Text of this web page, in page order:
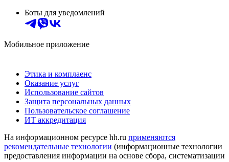
Боты для уведомлений
Мобильное приложение
Этика и комплаенс
Оказание услуг
Использование сайтов
Защита персональных данных
Пользовательское соглашение
ИТ аккредитация
На информационном ресурсе hh.ru применяются
рекомендательные технологии (информационные технологии
предоставления информации на основе сбора, систематизации